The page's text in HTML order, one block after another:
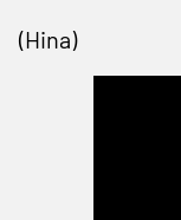
(Hina)